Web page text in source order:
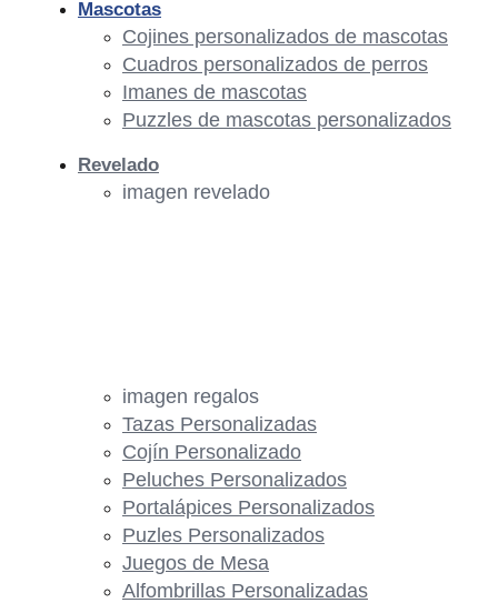
imagen regalos
Tazas Personalizadas
Cojín Personalizado
Peluches Personalizados
Portalápices Personalizados
Puzles Personalizados
Juegos de Mesa
Alfombrillas Personalizadas
Mascotas
Cojines personalizados de mascotas
Cuadros personalizados de perros
Imanes de mascotas
Puzzles de mascotas personalizados
Revelado
imagen revelado